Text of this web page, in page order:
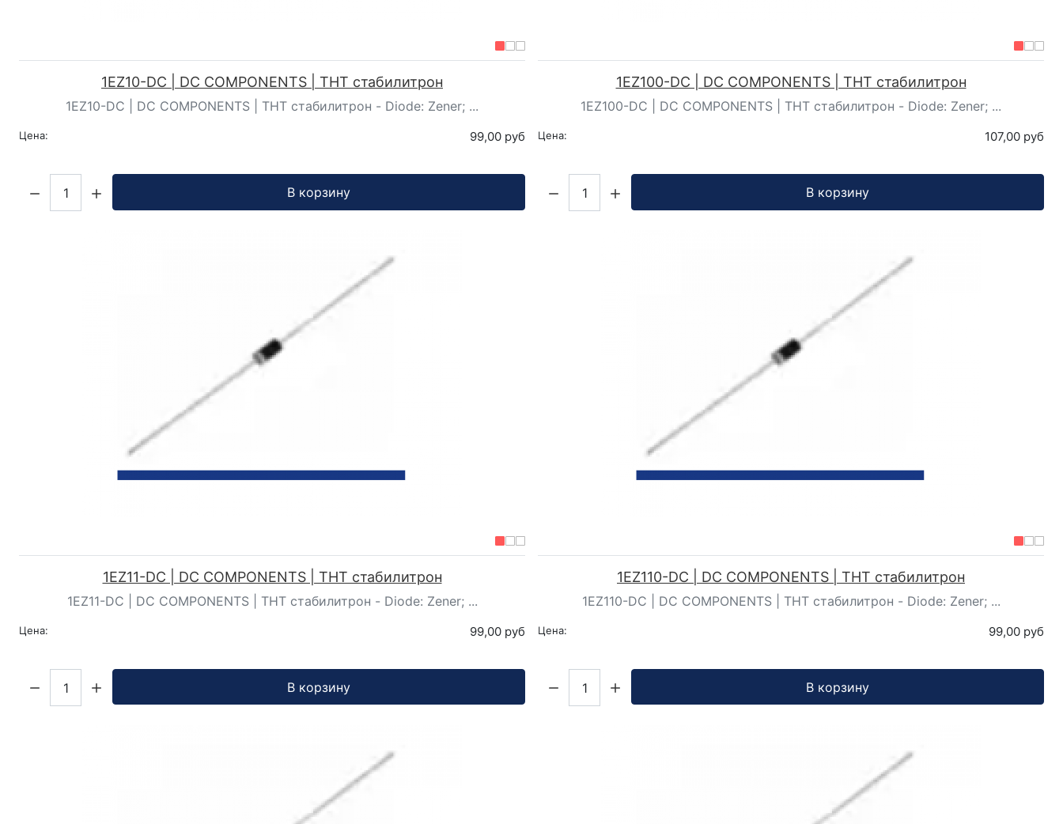
1EZ10-DC | DC COMPONENTS | ТНТ стабилитрон
1EZ10-DC | DC COMPONENTS | ТНТ стабилитрон - Diode: Zener; ...
Цена: 99,00 руб
В корзину
1EZ100-DC | DC COMPONENTS | ТНТ стабилитрон
1EZ100-DC | DC COMPONENTS | ТНТ стабилитрон - Diode: Zener; ...
Цена: 107,00 руб
В корзину
1EZ11-DC | DC COMPONENTS | ТНТ стабилитрон
1EZ11-DC | DC COMPONENTS | ТНТ стабилитрон - Diode: Zener; ...
Цена: 99,00 руб
В корзину
1EZ110-DC | DC COMPONENTS | ТНТ стабилитрон
1EZ110-DC | DC COMPONENTS | ТНТ стабилитрон - Diode: Zener; ...
Цена: 99,00 руб
В корзину